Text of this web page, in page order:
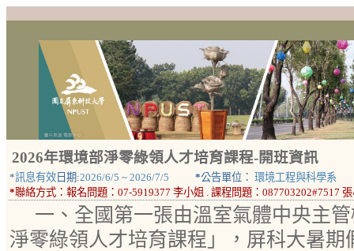
2026年環境部淨零綠領人才培育課程-開班資訊
*訊息有效 日期:2026/6/5 ~ 2026/7/5 *公告單位： 環境工程與科學系
*聯絡方式： 報名問題：07-5919377 李小姐 . 課程問題：087703202#7517
一、全國第一張由溫室氣體中央主
淨零綠領人才培育課程」，屏科大暑期